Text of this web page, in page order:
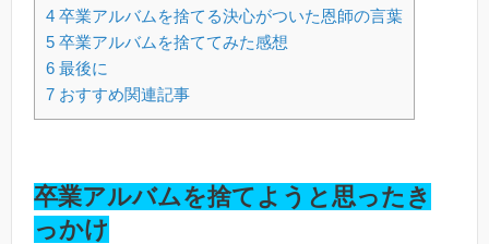
4 卒業アルバムを捨てる決心がついた恩師の言葉
5 卒業アルバムを捨ててみた感想
6 最後に
7 おすすめ関連記事
卒業アルバムを捨てようと思ったき
っかけ